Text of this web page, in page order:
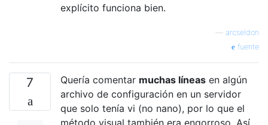
explícito funciona bien.
arcseldon
fuente
7 Quería comentar muchas líneas en algún
archivo de configuración en un servidor
que solo tenía vi (no nano), por lo que el
método visual también era engorroso. Así